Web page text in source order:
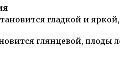
гладкой и яркой,
глянцевой, плоды